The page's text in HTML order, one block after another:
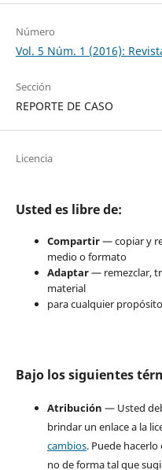
Número
Vol. 5 Núm. 1 (2016):
Sección
REPORTE DE CASO
Licencia
Usted es libre de:
Compartir— copiar y
medio o formato
Adaptar— remezclar,
material
para cualquier
Bajo los siguientes
Atribución — Usted
brindar un enlace a la
cambios. Puede
no de forma tal que